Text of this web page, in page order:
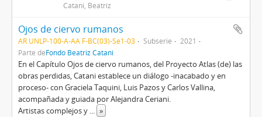
Catani, Beatriz
Ojos de ciervo rumanos
AR UNLP-100-A-AA F-BC(03)-Se1-03 Subserie
2021
Parte deFondo Beatriz Catani
​​En el Capítulo Ojos de ciervo rumanos, del Proyecto Atlas (de) las
obras perdidas, Catani establece un diálogo -inacabado y en
proceso- con Graciela Taquini, Luis Pazos y Carlos Vallina,
acompañada y guiada por Alejandra Ceriani.
Artistas complejos y ... »